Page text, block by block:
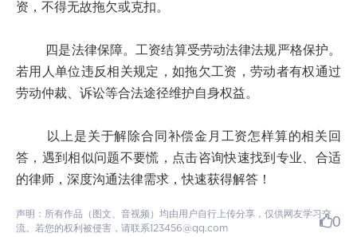
资，不得无故拖欠或克扣。
四是法律保障。工资结算受劳动法律法规严格保护。
若用人单位违反相关规定，如拖欠工资，劳动者有权通过
劳动仲裁、诉讼等合法途径维护自身权益。
以上是关于解除合同补偿金月工资怎样算的相关回
答，遇到相似问题不要慌，点击咨询快速找到专业、合适
的律师，深度沟通法律需求，快速获得解答！
声明：所有作品（图文、音视频）均由用户自行上传分享，仅供网友学习交
流。若您的权利被侵害，请联系123456@qq.com
0